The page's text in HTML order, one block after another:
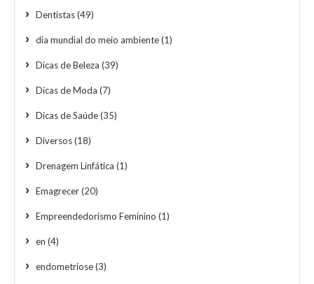
Dentistas(49)
dia mundial do meio ambiente(1)
Dicas de Beleza (39)
Dicas de Moda (7)
Dicas de Saúde(35)
Diversos(18)
Drenagem Linfática (1)
Emagrecer(20)
Empreendedorismo Feminino (1)
en (4)
endometriose(3)